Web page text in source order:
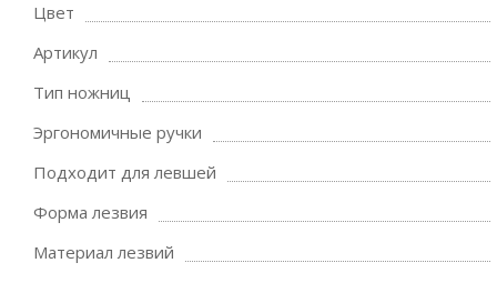
Цвет
Артикул
Тип ножниц
Эргономичные ручки
Подходит для левшей
Форма лезвия
Материал лезвий